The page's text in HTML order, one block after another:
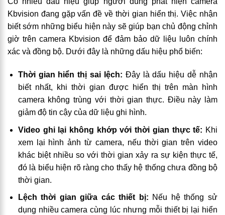
Kbvision đang gặp vấn đề về thời gian hiển thị. Việc nhận
biết sớm những biểu hiện này sẽ giúp bạn chủ động chỉnh
giờ trên camera Kbvision để đảm bảo dữ liệu luôn chính
xác và đồng bộ. Dưới đây là những dấu hiệu phổ biến:
Thời gian hiển thị sai lệch: Đây là dấu hiệu dễ nhận
biết nhất, khi thời gian được hiển thị trên màn hình
camera không trùng với thời gian thực. Điều này làm
giảm độ tin cậy của dữ liệu ghi hình.
Video ghi lại không khớp với thời gian thực tế: Khi
xem lại hình ảnh từ camera, nếu thời gian trên video
khác biệt nhiều so với thời gian xảy ra sự kiện thực tế,
đó là biểu hiện rõ ràng cho thấy hệ thống chưa đồng bộ
thời gian.
Lệch thời gian giữa các thiết bị: Nếu hệ thống sử
dụng nhiều camera cùng lúc nhưng mỗi thiết bị lại hiển